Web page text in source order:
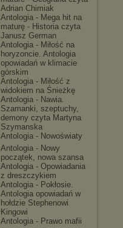
Adrian Chimiak
Antologia - Mega hit na
maturę - Historia czyta
Janusz German
Antologia - Miłość na
horyzoncie. Antologia
opowiadań w klimacie
górskim
Antologia - Miłość z
widokiem na Śnieżkę
Antologia - Nawia.
Szamanki, szeptuchy,
demony czyta Martyna
Szymanska
Antologia - Nowoświaty
Antologia - Nowy
początek, nowa szansa
Antologia - Opowiadania
z dreszczykiem
Antologia - Pokłosie.
Antologia opowiadań w
hołdzie Stephenowi
Kingowi
Antologia - Prawo mafii